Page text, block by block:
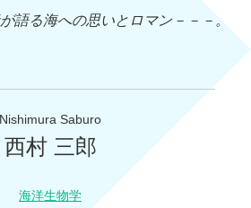
語る海への思いとロマン－－－。
Nishimura Saburo
西村 三郎
海洋生物学